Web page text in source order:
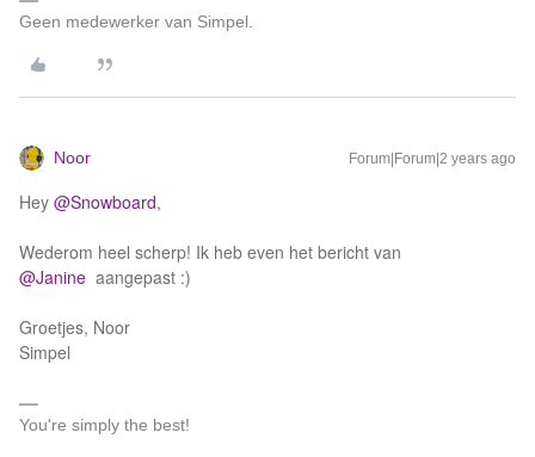
Geen medewerker van Simpel.
Noor Forum|Forum|2 years ago
Hey @Snowboard,
Wederom heel scherp! Ik heb even het bericht van
@Janine aangepast :)
Groetjes, Noor
Simpel
You're simply the best!